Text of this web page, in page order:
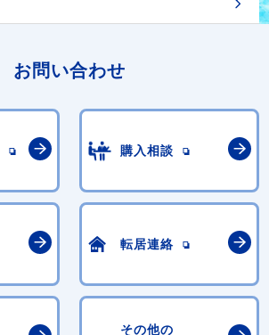
お問い合わせ
購入相談
転居連絡
その他の